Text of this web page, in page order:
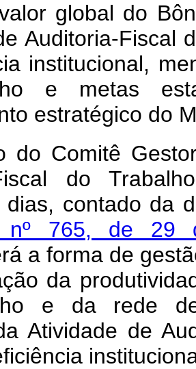
global do
Auditoria-Fiscal
institucional,
e metas
estratégico do
do Comitê
Fiscal do
dias, contado da
nº 765, de
a forma de
da
e da rede
Atividade de